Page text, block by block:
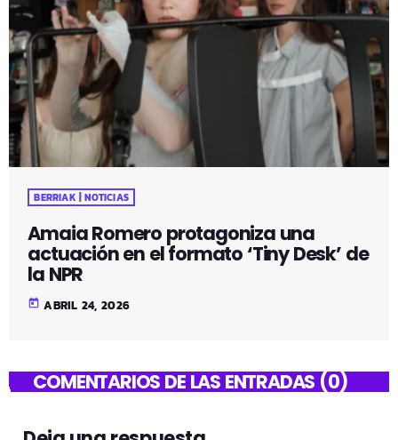
BERRIAK | NOTICIAS
Amaia Romero protagoniza una
actuación en el formato ‘Tiny Desk’ de
la NPR
today ABRIL 24, 2026
COMENTARIOS DE LAS ENTRADAS (0)